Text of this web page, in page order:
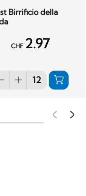
Birrificio della
CHF 2.97